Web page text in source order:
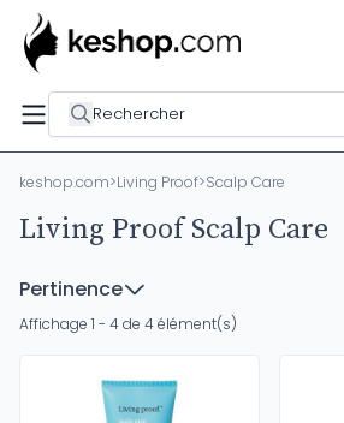
Rechercher
keshop.com>Living Proof>Scalp Care
Living Proof Scalp Care
Pertinence
Affichage 1 - 4 de 4 élément(s)